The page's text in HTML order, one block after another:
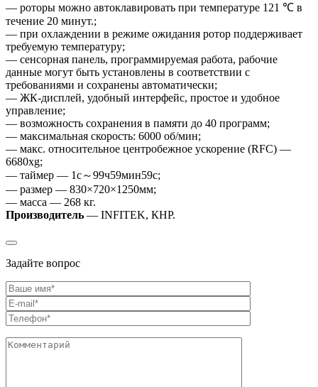
— роторы можно автоклавировать при температуре 121 ℃ в
течение 20 минут.;
— при охлаждении в режиме ожидания ротор поддерживает
требуемую температуру;
— сенсорная панель, программируемая работа, рабочие
данные могут быть установлены в соответствии с
требованиями и сохранены автоматически;
— ЖК-дисплей, удобный интерфейс, простое и удобное
управление;
— возможность сохранения в памяти до 40 программ;
— максимальная скорость: 6000 об/мин;
— макс. относительное центробежное ускорение (RFC) —
6680xg;
— таймер — 1с～99ч59мин59с;
— размер — 830×720×1250мм;
— масса — 268 кг.
Производитель — INFITEK, КНР.
Задайте вопрос